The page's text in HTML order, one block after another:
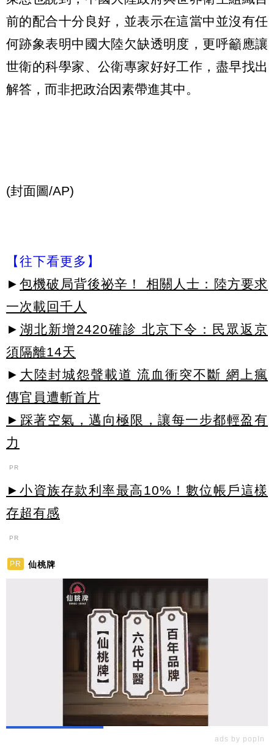
前的配合十分良好，並表示在這當中並沒有任
何跡象表明中國大陸欠缺透明度，更呼籲應讓
世衛的科學家、公衛專家好好工作，盡早找出
解答，而非把政治因素帶進其中。
(封面圖/AP)
【往下看更多】
► 包機破局背後祕辛！ 相關人士：陸方要求
一次載回千人
► 湖北新增2420確診 北京下令：民眾返京
須隔離14天
► 大陸封城怨聲載道 流血衝突不斷 網上瘋
傳官員遭斬首片
►踩著空氣，邁向極限，讓每一步都輕盈有
力
PR
►小資族存款利率最高10%！數位帳戶這樣
存超有感
PR
PR 仙桃牌
ads by popIn